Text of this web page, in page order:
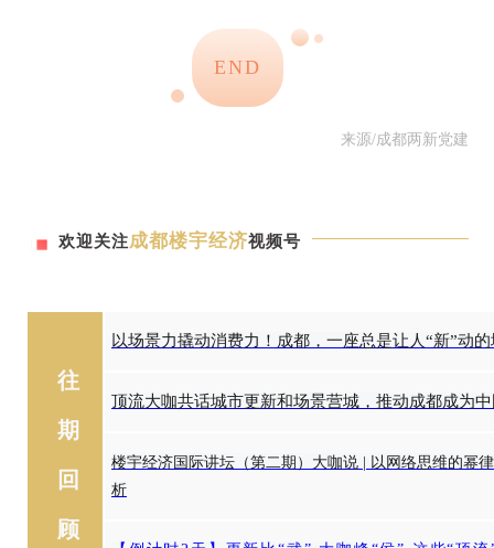
END
来源/成都两新党建
欢迎关注成都楼宇经济视频号
往
期
回
顾
以场景力撬动消费力！成都，一座总是让人“新”动
顶流大咖共话城市更新和场景营城，推动成都成为
楼宇经济国际讲坛（第二期）大咖说 | 以网络思维的幂
析